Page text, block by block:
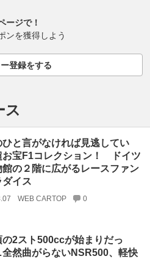
ージで！
ンを獲得しよう
登録をする
ス
ひと言がなければ見逃してい
お宝F1コレクション！ ドイツ
館の２階に広がるレースファン
イス
WEB CARTOP 0
の2スト500ccが始まりだっ
然曲がらないNSR500、軽快